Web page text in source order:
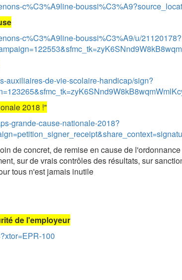
c%C3%A9line-
c%C3%A9line-boussi%C3%A9/u/21120178?
auxiliaires-de-vie-scolaire-handicap/sign?
2018 !"
grande-cause-nationale-2018?
de concret, de remise en cause de
sur de vrais contrôles des résultats, sur
tous n'est jamais inutile
de l'employeur
100